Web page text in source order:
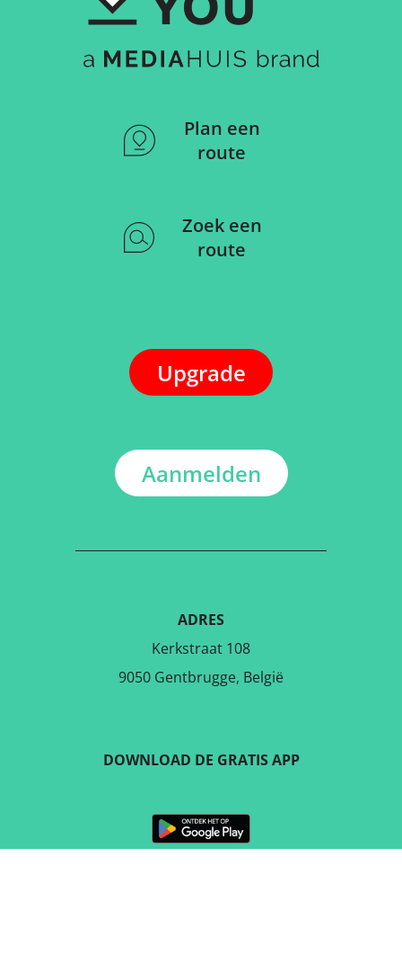
Plan een
route
Zoek een
route
Upgrade
Aanmelden
ADRES
Kerkstraat 108
9050 Gentbrugge, België
DOWNLOAD DE GRATIS APP